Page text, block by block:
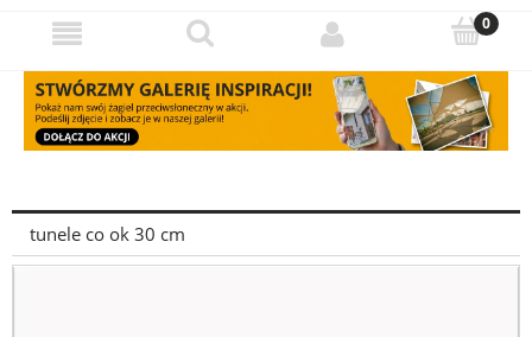
tunele co ok 30 cm